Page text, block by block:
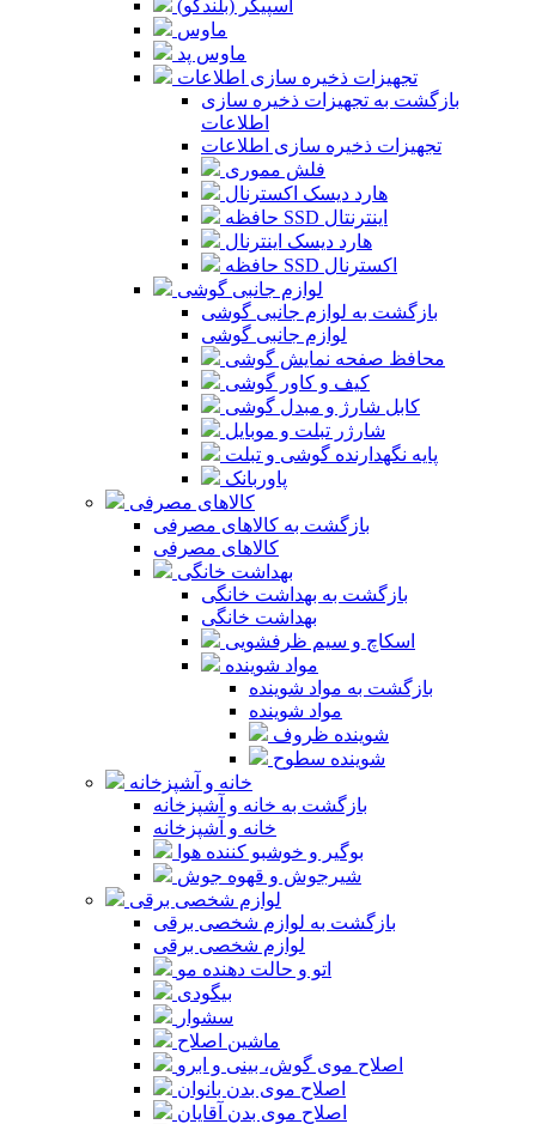
اسپیکر (بلندگو)
ماوس
ماوس پد
تجهیزات ذخیره سازی اطلاعات
بازگشت به تجهیزات ذخیره سازی
اطلاعات
تجهیزات ذخیره سازی اطلاعات
فلش مموری
هارد دیسک اکسترنال
حافظه SSD اینترنتال
هارد دیسک اینترنال
حافظه SSD اکسترنال
لوازم جانبی گوشی
بازگشت به لوازم جانبی گوشی
لوازم جانبی گوشی
محافظ صفحه نمایش گوشی
کیف و کاور گوشی
کابل شارژ و مبدل گوشی
شارژر تبلت و موبایل
پایه نگهدارنده گوشی و تبلت
پاوربانک
کالاهای مصرفی
بازگشت به کالاهای مصرفی
کالاهای مصرفی
بهداشت خانگی
بازگشت به بهداشت خانگی
بهداشت خانگی
اسکاچ و سیم ظرفشویی
مواد شوینده
بازگشت به مواد شوینده
مواد شوینده
شوینده ظروف
شوینده سطوح
خانه و آشپزخانه
بازگشت به خانه و آشپزخانه
خانه و آشپزخانه
بوگیر و خوشبو کننده هوا
شیرجوش و قهوه جوش
لوازم شخصی برقی
بازگشت به لوازم شخصی برقی
لوازم شخصی برقی
اتو و حالت دهنده مو
بیگودی
سشوار
ماشین اصلاح
اصلاح موی گوش، بینی و ابرو
اصلاح موی بدن بانوان
اصلاح موی بدن آقایان